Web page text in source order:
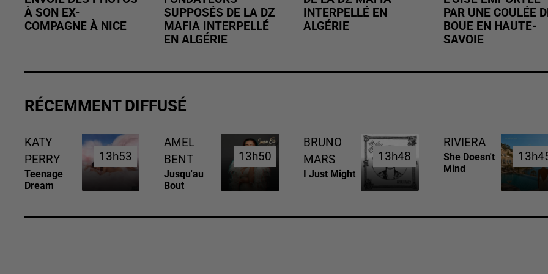
À SON EX-
COMPAGNE À NICE
SUPPOSÉS DE LA DZ
MAFIA INTERPELLÉ
EN ALGÉRIE
INTERPELLÉ EN
ALGÉRIE
PAR UNE COULÉE
BOUE EN HAUTE-
SAVOIE
RÉCEMMENT DIFFUSÉ
KATY
PERRY
Teenage
Dream
13h53
13h53
AMEL
BENT
Jusqu'au
Bout
13h50
13h50
BRUNO
MARS
I Just Might
13h48
13h48
RIVIERA
She Doesn't
Mind